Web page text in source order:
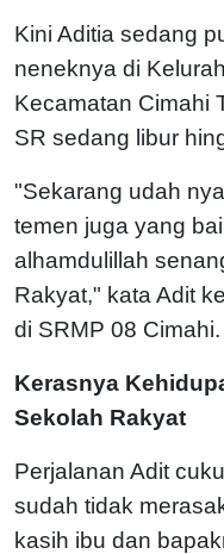
Kini Aditia sedang
neneknya di
Kecamatan Cimahi
SR sedang libur
"Sekarang udah
temen juga yang
alhamdulillah
Rakyat," kata Adit
di SRMP 08 Cimahi.
Kerasnya
Sekolah Rakyat
Perjalanan Adit
sudah tidak
kasih ibu dan